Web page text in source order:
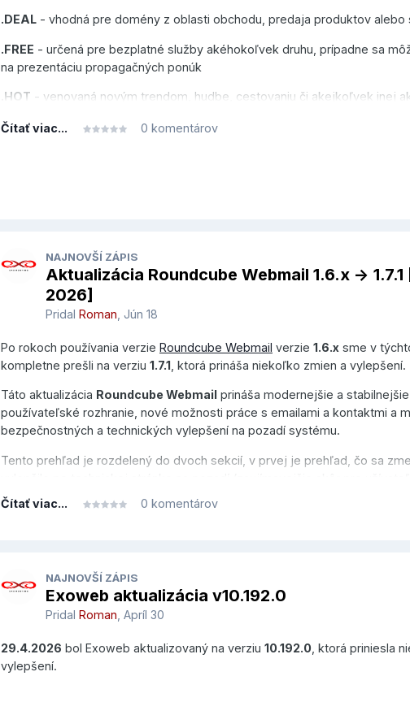
.DEAL - vhodná pre domény z oblasti obchodu, predaja produktov alebo
.FREE - určená pre bezplatné služby akéhokoľvek druhu, prípadne sa
na prezentáciu propagačných ponúk
.HOT - venovaná novým trendom, hudbe, cestovaniu či akejkoľvek inej
Všetky nové koncovky teraz ponúkame v akciových cenách, ich prehľad
. Akciové ceny platia na 1 rok registrácie domény, akcia trvá do
januára 2026, vrátane.
Čítať viac... 0 komentárov
NAJNOVŠÍ ZÁPIS
Aktualizácia Roundcube Webmail 1.6.x -> 1.7.1
2026]
Pridal Roman Jún 18
Po rokoch používania verzie Roundcube Webmail verzie 1.6.x sme v
kompletne prešli na verziu 1.7.1 , ktorá prináša niekoľko zmien a vylepšení.
Táto aktualizácia Roundcube Webmail prináša modernejšie a stabilnejšie
používateľské rozhranie, nové možnosti práce s emailami a kontaktmi a
bezpečnostných a technických vylepšení na pozadí systému.
Tento prehľad je rozdelený do dvoch sekcií, v prvej je prehľad, čo sa
oblasti IT), v druhej sekcii je prehľad, čo sa zmenilo na bežnej
ZMENY PRE POUŽÍVATEĽOV
Čítať viac... 0 komentárov
NAJNOVŠÍ ZÁPIS
Exoweb aktualizácia v10.192.0
Pridal Roman Apríl 30
29.4.2026 bol Exoweb aktualizovaný na verziu 10.192.0 , ktorá priniesla
vylepšení.